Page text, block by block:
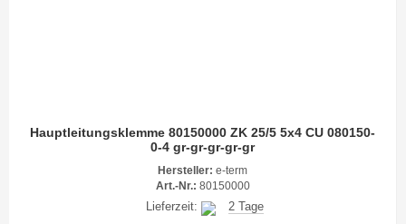
Hauptleitungsklemme 80150000 ZK 25/5 5x4 CU 080150-
0-4 gr-gr-gr-gr-gr
Hersteller: e-term
Art.-Nr.: 80150000
Lieferzeit: 2 Tage